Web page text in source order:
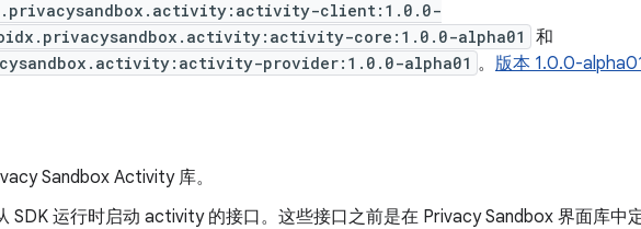
client:1.0.0-
core:1.0.0-alpha01 和
provider:1.0.0-alpha01 。 版本 1.0.0-
Sandbox Activity 库。
SDK 运行时启动 activity 的接口。这些接口之前是在 Privacy Sandbox 界面库中定